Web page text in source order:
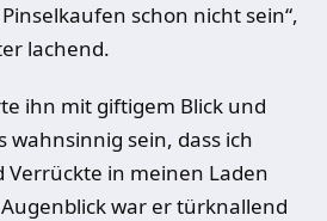
schon nicht sein“,
lachend.
ihn mit giftigem Blick und
wahnsinnig sein, dass ich
in meinen Laden
war er türknallend